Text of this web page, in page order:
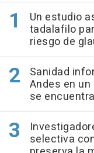
Un estudio
tadalafilo
riesgo de
Sanidad
Andes en
se
selectiva